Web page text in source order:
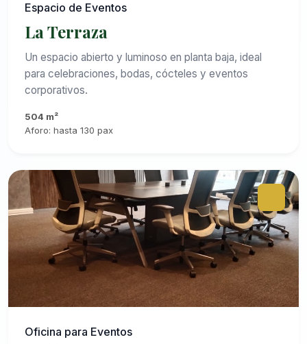
Espacio de Eventos
La Terraza
Un espacio abierto y luminoso en planta baja, ideal
para celebraciones, bodas, cócteles y eventos
corporativos.
504 m²
Aforo: hasta 130 pax
Oficina para Eventos